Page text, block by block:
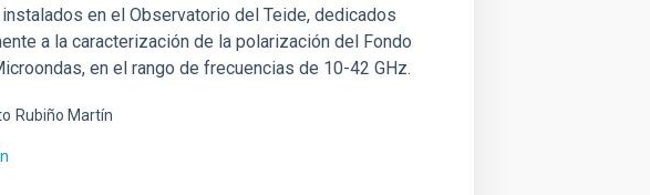
en el Observatorio del Teide, dedicados
a la caracterización de la polarización del Fondo
en el rango de frecuencias de 10-42 GHz.
Rubiño Martín